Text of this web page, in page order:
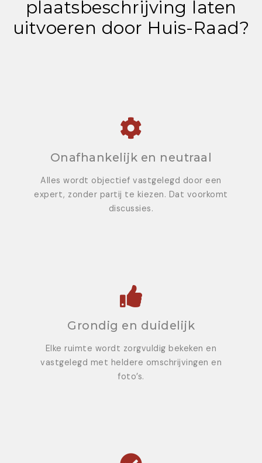
plaatsbeschrijving laten
uitvoeren door Huis-Raad?
Onafhankelijk en neutraal
Alles wordt objectief vastgelegd door een
expert, zonder partij te kiezen. Dat voorkomt
discussies.
Grondig en duidelijk
Elke ruimte wordt zorgvuldig bekeken en
vastgelegd met heldere omschrijvingen en
foto’s.